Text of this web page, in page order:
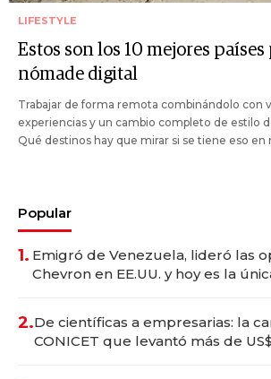
LIFESTYLE
Estos son los 10 mejores
nómade digital
Trabajar de forma remota combinándolo con
experiencias y un cambio completo de estilo
Qué destinos hay que mirar si se tiene eso en
Popular
1. Emigró de Venezuela, lideró las
Chevron en EE.UU. y hoy es la
2.De científicas a empresarias: la
CONICET que levantó más de